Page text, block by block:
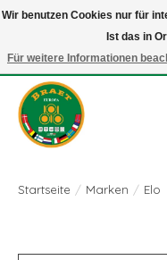
Juli actie: 10% korting op alle
75,00 of meer ook nog een mooie
Gebruik de code: ECO-PROOF.
Startseite / Marken / Elo
Wir benutzen Cookies nur für
Ist das in
Für weitere Informationen